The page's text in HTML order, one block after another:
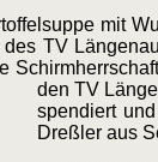
mit
TV
den TV
spendiert
Dreßler aus